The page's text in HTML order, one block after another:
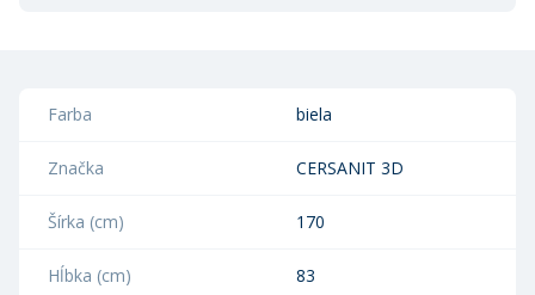
Farba biela
Značka CERSANIT 3D
Šírka (cm) 170
Hĺbka (cm) 83